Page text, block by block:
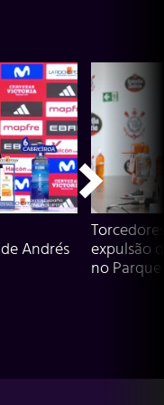
Andrés
expulsão
no Parque